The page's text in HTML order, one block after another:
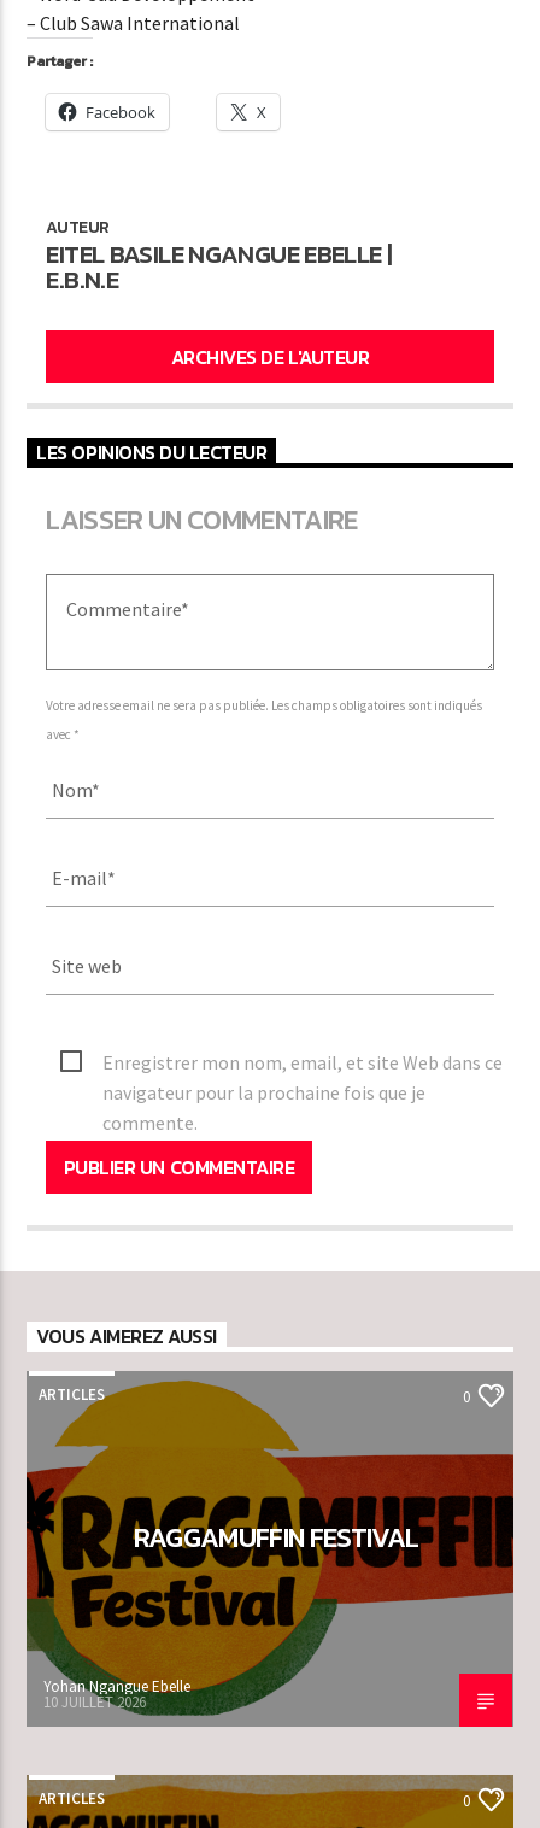
– Club Sawa International
Partager :
Facebook X
AUTEUR
EITEL BASILE NGANGUE EBELLE |
E.B.N.E
ARCHIVES DE L'AUTEUR
LES OPINIONS DU LECTEUR
LAISSER UN COMMENTAIRE
Votre adresse email ne sera pas publiée. Les champs obligatoires sont indiqués
avec *
Enregistrer mon nom, email, et site Web dans ce
navigateur pour la prochaine fois que je
commente.
VOUS AIMEREZ AUSSI
ARTICLES 0
RAGGAMUFFIN FESTIVAL
Yohan Ngangue Ebelle
10 JUILLET 2026
ARTICLES 0